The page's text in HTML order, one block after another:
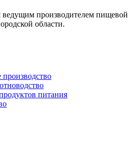
ведущим производителем пищевой
области.
производство
питания